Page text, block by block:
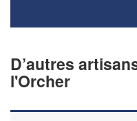
D’autres
l'Orcher